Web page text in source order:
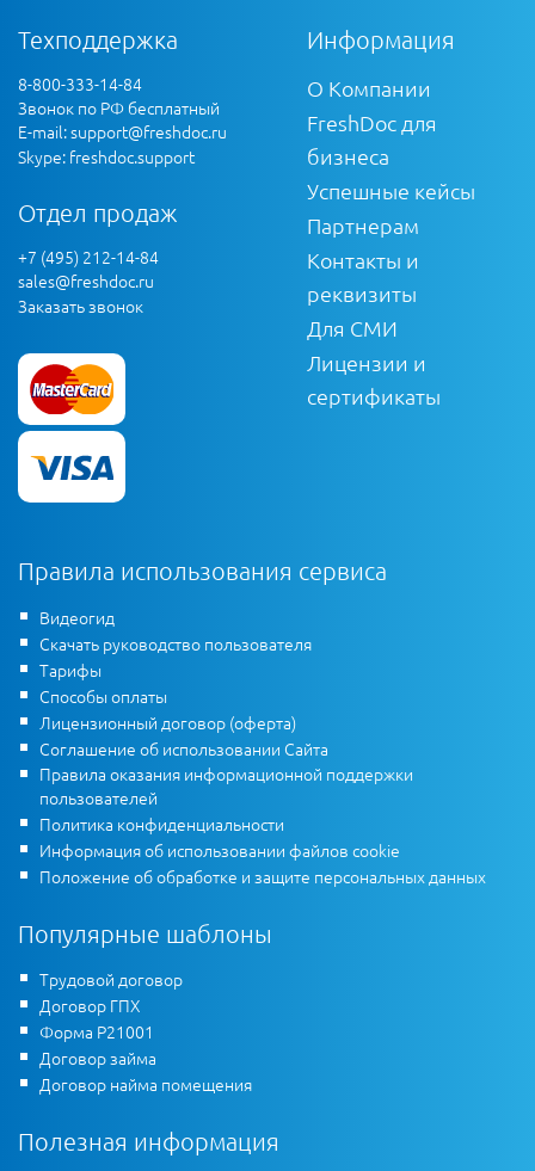
Техподдержка
8-800-333-14-84
Звонок по РФ бесплатный
E-mail:support@freshdoc.ru
Skype: freshdoc.support
Отдел продаж
+7 (495) 212-14-84
sales@freshdoc.ru
Заказать звонок
Информация
О Компании
FreshDoc для
бизнеса
Успешные кейсы
Партнерам
Контакты и
реквизиты
Для СМИ
Лицензии и
сертификаты
Правила использования сервиса
Видеогид
Скачать руководство пользователя
Тарифы
Способы оплаты
Лицензионный договор (оферта)
Соглашение об использовании Сайта
Правила оказания информационной поддержки
пользователей
Политика конфиденциальности
Информация об использовании файлов cookie
Положение об обработке и защите персональных данных
Популярные шаблоны
Трудовой договор
Договор ГПХ
Форма Р21001
Договор займа
Договор найма помещения
Полезная информация